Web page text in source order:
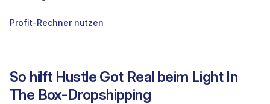
Profit-Rechner nutzen
So hilft Hustle Got Real beim Light In
The Box-Dropshipping